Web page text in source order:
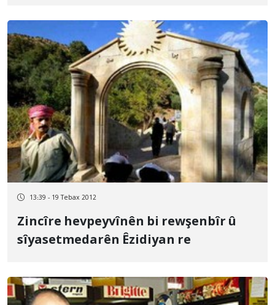
13:39 - 19 Tebax 2012
Zincîre hevpeyvînên bi rewşenbîr û
sîyasetmedarên Êzidiyan re